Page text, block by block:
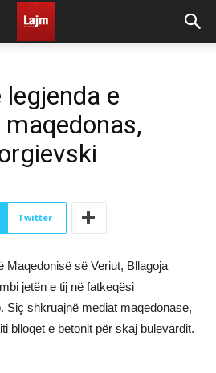
e
Twitter
Maqedonisë së Veriut, Bllagoja
jetën e tij në fatkeqësi
Siç shkruajnë mediat maqedonase,
blloqet e betonit për skaj bulevardit.